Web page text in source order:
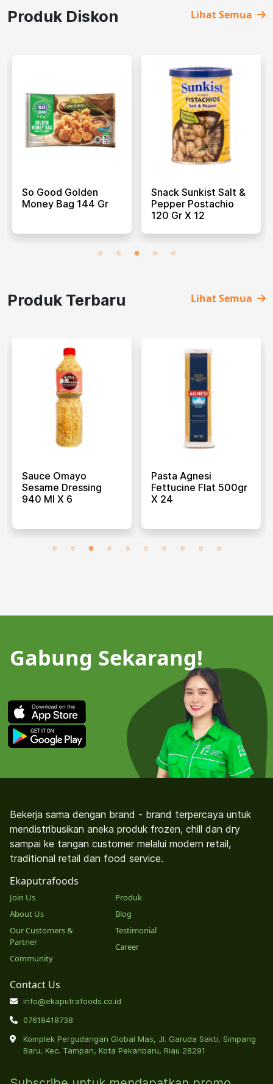
Produk Diskon Lihat Semua
So Good Golden
Money Bag 144 Gr
Snack Sunkist Salt &
Pepper Postachio
120 Gr X 12
Produk Terbaru Lihat Semua
Sauce Omayo
Sesame Dressing
940 Ml X 6
Pasta Agnesi
Fettucine Flat 500gr
X 24
Gabung Sekarang!
Bekerja sama dengan brand - brand terpercaya untuk
mendistribusikan aneka produk frozen, chill dan dry
sampai ke tangan customer melalui modern retail,
traditional retail dan food service.
Ekaputrafoods
Join Us
About Us
Our Customers &
Partner
Community
Produk
Blog
Testimonial
Career
Contact Us
info@ekaputrafoods.co.id
07618418738
Komplek Pergudangan Global Mas, Jl. Garuda Sakti, Simpang
Baru, Kec. Tampan, Kota Pekanbaru, Riau 28291